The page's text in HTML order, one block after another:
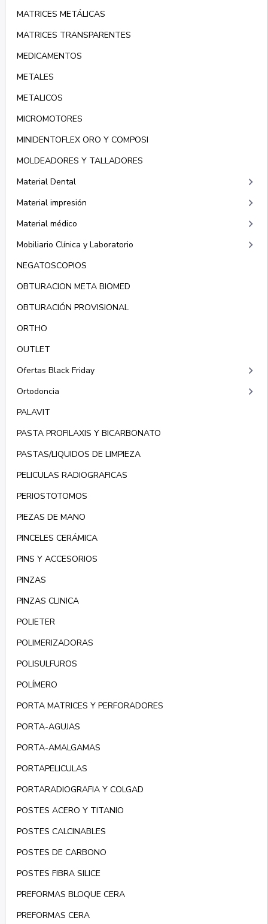
MATRICES METÁLICAS
MATRICES TRANSPARENTES
MEDICAMENTOS
METALES
METALICOS
MICROMOTORES
MINIDENTOFLEX ORO Y COMPOSI
MOLDEADORES Y TALLADORES
Material Dental
keyboard_arrow_right
Material impresión keyboard_arrow_right
Material médico keyboard_arrow_right
Mobiliario Clínica y Laboratorio keyboard_arrow_right
NEGATOSCOPIOS
OBTURACION META BIOMED
OBTURACIÓN PROVISIONAL
ORTHO
OUTLET
Ofertas Black Friday
keyboard_arrow_right
Ortodoncia keyboard_arrow_right
PALAVIT
PASTA PROFILAXIS Y BICARBONATO
PASTAS/LIQUIDOS DE LIMPIEZA
PELICULAS RADIOGRAFICAS
PERIOSTOTOMOS
PIEZAS DE MANO
PINCELES CERÁMICA
PINS Y ACCESORIOS
PINZAS
PINZAS CLINICA
POLIETER
POLIMERIZADORAS
POLISULFUROS
POLÍMERO
PORTA MATRICES Y PERFORADORES
PORTA-AGUJAS
PORTA-AMALGAMAS
PORTAPELICULAS
PORTARADIOGRAFIA Y COLGAD
POSTES ACERO Y TITANIO
POSTES CALCINABLES
POSTES DE CARBONO
POSTES FIBRA SILICE
PREFORMAS BLOQUE CERA
PREFORMAS CERA